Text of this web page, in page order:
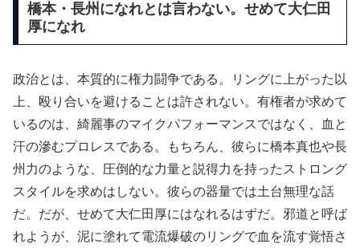
橋本・長州になれとは言わない。せめて大仁田
厚になれ
政治とは、本質的に権力闘争である。リングに上がった以
上、殴り合いを避けることは許されない。有権者が求めて
いるのは、綺麗事のマイクパフォーマンスではなく、血と
汗の滲むプロレスである。もちろん、彼らに橋本真也や長
州力のような、圧倒的な力量と説得力を持ったストロング
スタイルを求めはしない。彼らの器量では土台無理な話
だ。だが、せめて大仁田厚にはなれるはずだ。邪道と呼ば
れようが、泥に塗れて電流爆破のリングで血を流す覚悟さ